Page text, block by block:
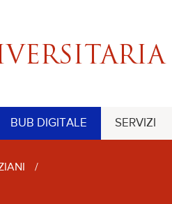
BUB DIGITALE SERVIZI
/